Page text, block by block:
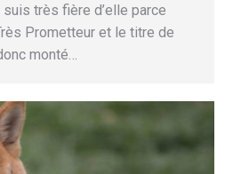
très fière d’elle parce
Prometteur et le titre de
monté…